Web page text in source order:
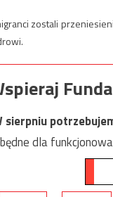
zostali
sierpniu
dla